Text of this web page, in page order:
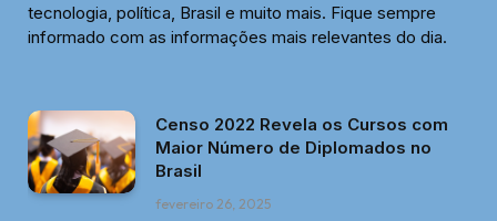
tecnologia, política, Brasil e muito mais. Fique sempre
informado com as informações mais relevantes do dia.
Censo 2022 Revela os Cursos com
Maior Número de Diplomados no
Brasil
fevereiro 26, 2025